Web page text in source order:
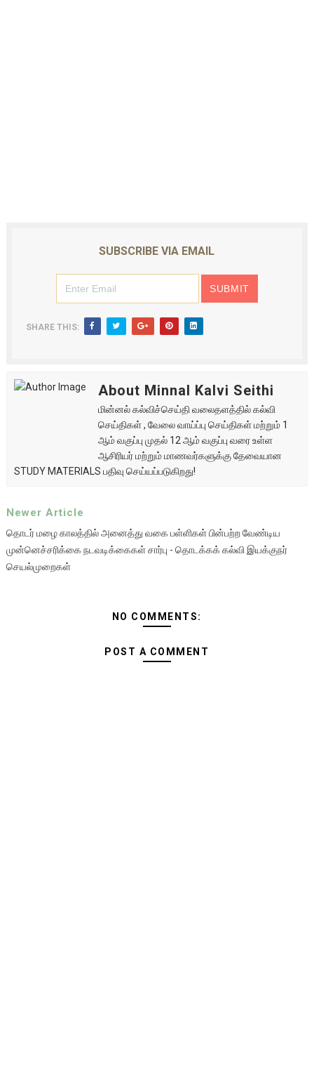
SUBSCRIBE VIA EMAIL
SHARE THIS:
About Minnal Kalvi Seithi
மின்னல் கல்விச்செய்தி வலைதளத்தில் கல்வி
செய்திகள் , வேலை வாய்ப்பு செய்திகள் மற்றும் 1
ஆம் வகுப்பு முதல் 12 ஆம் வகுப்பு வரை உள்ள
ஆசிரியர் மற்றும் மாணவர்களுக்கு தேவையான
STUDY MATERIALS பதிவு செய்யப்படுகிறது!
Newer Article
தொடர் மழை காலத்தில் அனைத்து வகை பள்ளிகள் பின்பற்ற வேண்டிய
முன்னெச்சரிக்கை நடவடிக்கைகள் சார்பு - தொடக்கக் கல்வி இயக்குநர்
செயல்முறைகள்
NO COMMENTS:
POST A COMMENT